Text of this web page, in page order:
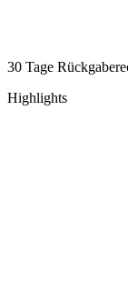
30 Tage
Highlights